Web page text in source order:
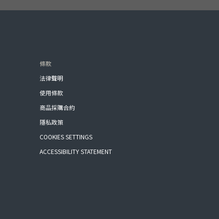
條款
法律聲明
使用條款
商品採購合約
隱私政策
COOKIES SETTINGS
ACCESSIBILITY STATEMENT